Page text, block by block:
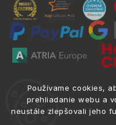
Používame cookies,
prehliadanie webu a
neustále zlepšovali jeho